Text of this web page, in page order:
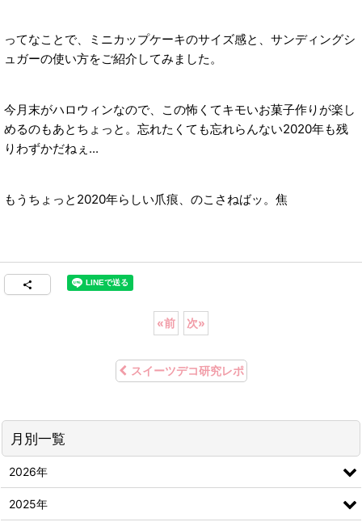
ってなことで、ミニカップケーキのサイズ感と、サンディングシ
ュガーの使い方をご紹介してみました。
今月末がハロウィンなので、この怖くてキモいお菓子作りが楽し
めるのもあとちょっと。忘れたくても忘れらんない2020年も残
りわずかだねぇ...
もうちょっと2020年らしい爪痕、のこさねばッ。焦
«前 次»
スイーツデコ研究レポ
月別一覧
2026年
2025年